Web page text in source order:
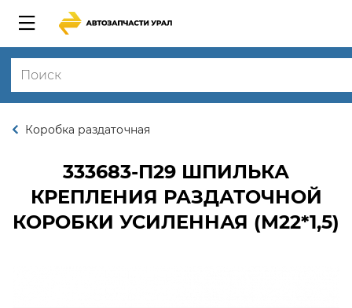
Коробка раздаточная
333683-П29 ШПИЛЬКА
КРЕПЛЕНИЯ РАЗДАТОЧНОЙ
КОРОБКИ УСИЛЕННАЯ (М22*1,5)